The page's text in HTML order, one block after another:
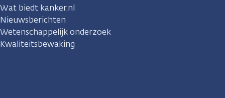
Wat biedt kanker.nl
Nieuwsberichten
Wetenschappelijk onderzoek
Kwaliteitsbewaking